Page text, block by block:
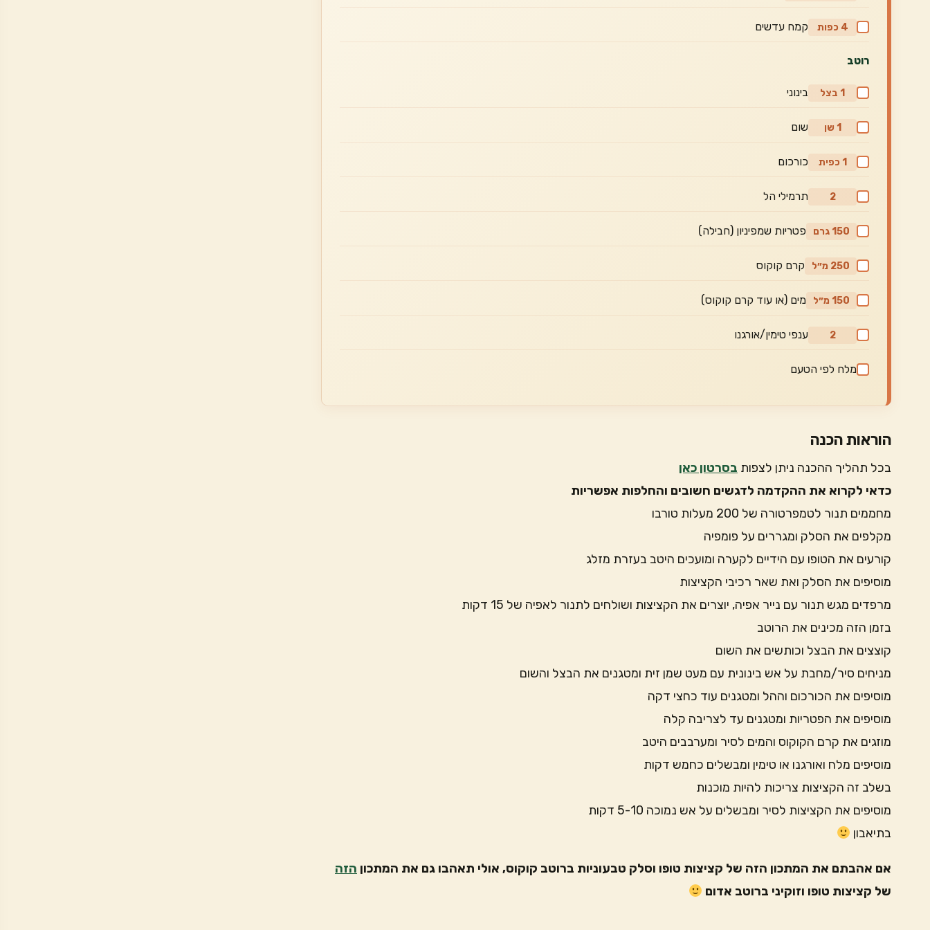
4 כפות קמח עדשים
רוטב
1 בצל בינוני
1 שן שום
1 כפית כורכום
2 תרמילי הל
150 גרם פטריות שמפיניון (חבילה)
250 מ״ל קרם קוקוס
150 מ״ל מים (או עוד קרם קוקוס)
2 ענפי טימין/אורגנו
מלח לפי הטעם
הוראות הכנה
בכל תהליך ההכנה ניתן לצפות בסרטון כאן
כדאי לקרוא את ההקדמה לדגשים חשובים והחלפות אפשריות
מחממים תנור לטמפרטורה של 200 מעלות טורבו
מקלפים את הסלק ומגררים על פומפיה
קורעים את הטופו עם הידיים לקערה ומועכים היטב בעזרת מזלג
מוסיפים את הסלק ואת שאר רכיבי הקציצות
מרפדים מגש תנור עם נייר אפיה, יוצרים את הקציצות ושולחים לתנור לאפיה של 15 דקות
בזמן הזה מכינים את הרוטב
קוצצים את הבצל וכותשים את השום
מניחים סיר/מחבת על אש בינונית עם מעט שמן זית ומטגנים את הבצל והשום
מוסיפים את הכורכום וההל ומטגנים עוד כחצי דקה
מוסיפים את הפטריות ומטגנים עד לצריבה קלה
מוזגים את קרם הקוקוס והמים לסיר ומערבבים היטב
מוסיפים מלח ואורגנו או טימין ומבשלים כחמש דקות
בשלב זה הקציצות צריכות להיות מוכנות
מוסיפים את הקציצות לסיר ומבשלים על אש נמוכה 5-10 דקות
בתיאבון
אם אהבתם את המתכון הזה של קציצות טופו וסלק טבעוניות ברוטב קוקוס, אולי תאהבו גם את המתכון הזה
של קציצות טופו וזוקיני ברוטב אדום